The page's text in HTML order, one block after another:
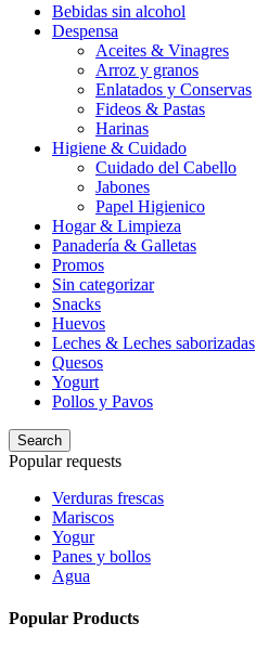
Bebidas sin alcohol
Despensa
Aceites & Vinagres
Arroz y granos
Enlatados y Conservas
Fideos & Pastas
Harinas
Higiene & Cuidado
Cuidado del Cabello
Jabones
Papel Higienico
Hogar & Limpieza
Panadería & Galletas
Promos
Sin categorizar
Snacks
Huevos
Leches & Leches saborizadas
Quesos
Yogurt
Pollos y Pavos
Search
Popular requests
Verduras frescas
Mariscos
Yogur
Panes y bollos
Agua
Popular Products